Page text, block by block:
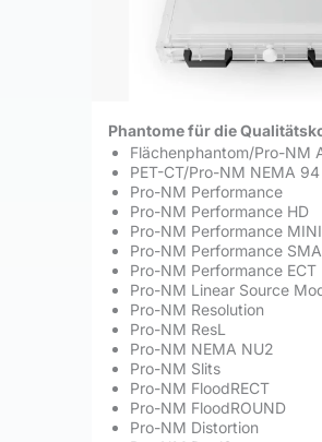
Phantome für die
Flächenphantom/Pro-NM
PET-CT/Pro-NM NEMA 94
Pro-NM Performance
Pro-NM Performance HD
Pro-NM Performance MINI
Pro-NM Performance
Pro-NM Performance ECT
Pro-NM Linear Source
Pro-NM Resolution
Pro-NM ResL
Pro-NM NEMA NU2
Pro-NM Slits
Pro-NM FloodRECT
Pro-NM FloodROUND
Pro-NM Distortion